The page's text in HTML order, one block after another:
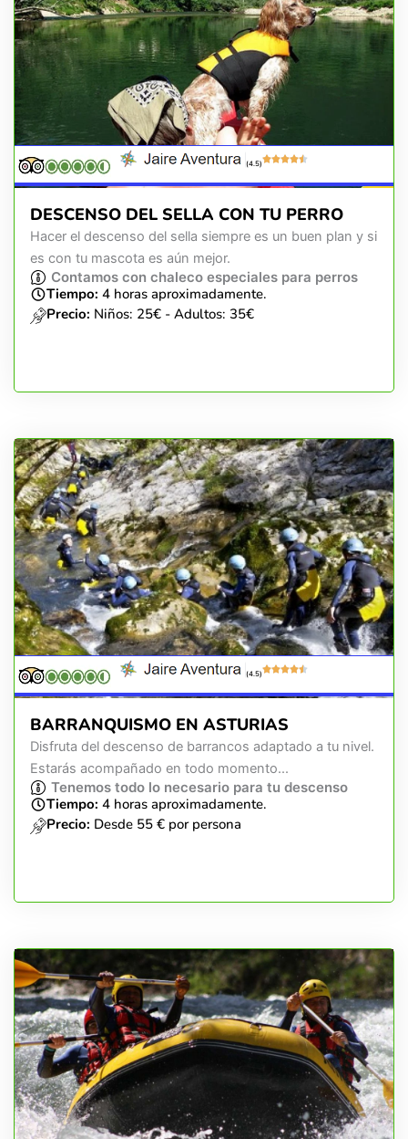
(4.5)
DESCENSO DEL SELLA CON TU PERRO
Hacer el descenso del sella siempre es un buen plan y si
es con tu mascota es aún mejor.
Contamos con chaleco especiales para perros
Tiempo: 4 horas aproximadamente.
Precio: Niños: 25€ - Adultos: 35€
(4.5)
BARRANQUISMO EN ASTURIAS
Disfruta del descenso de barrancos adaptado a tu nivel.
Estarás acompañado en todo momento...
Tenemos todo lo necesario para tu descenso
Tiempo: 4 horas aproximadamente.
Precio: Desde 55 € por persona